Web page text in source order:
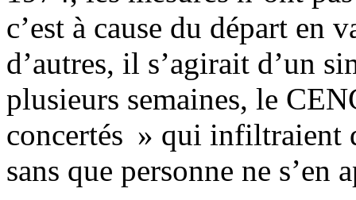
c’est à cause du départ en
d’autres, il s’agirait d’un
plusieurs semaines, le
concertés » qui infiltraient
sans que personne ne s’en